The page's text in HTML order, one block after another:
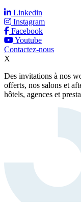
Linkedin
Instagram
Facebook
Youtube
Contactez-nous
X
Des invitations à nos
offerts, nos salons et
hôtels, agences et